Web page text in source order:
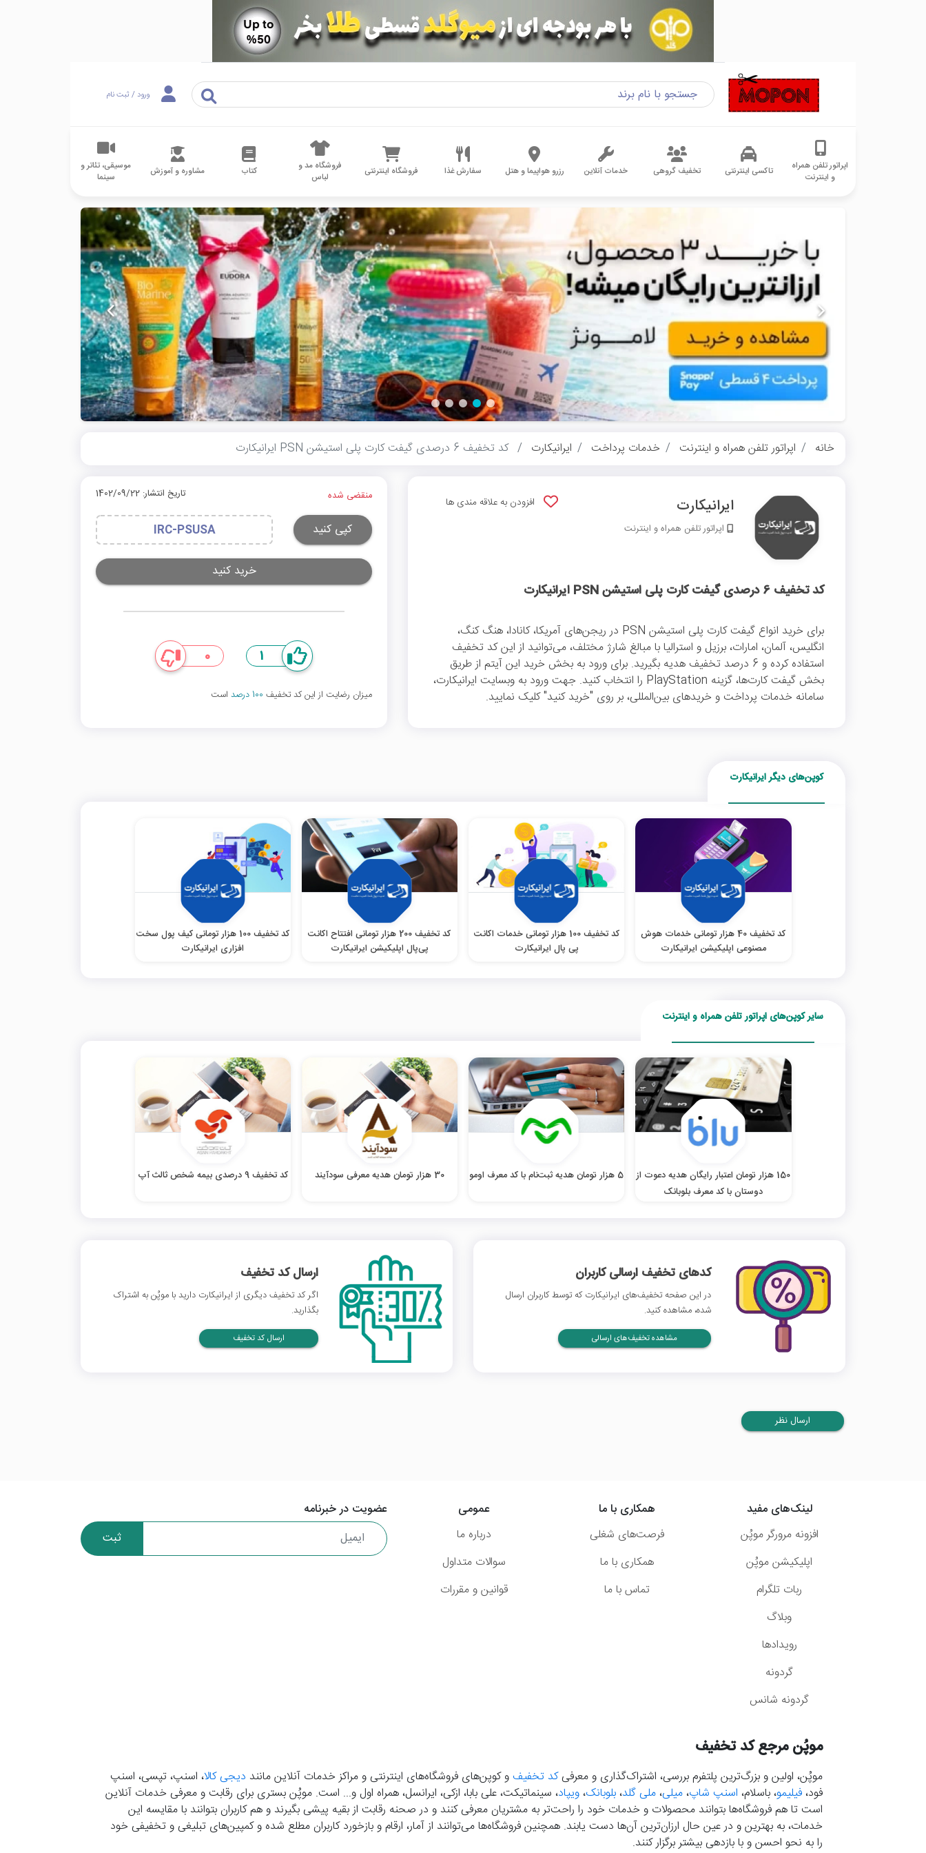
ورود / ثبت نام
اپراتور تلفن همراه
و اینترنت
تاکسی اینترنتی تخفیف گروهی خدمات آنلاین رزرو هواپیما و هتل سفارش غذا فروشگاه اینترنتی
فروشگاه مد و
لباس
کتاب مشاوره و آموزش
موسیقی، تئاتر و
سینما
خانه اپراتور تلفن همراه و اینترنت خدمات پرداخت ایرانیکارت کد تخفیف 6 درصدی گیفت کارت پلی استیشن PSN ایرانیکارت
ایرانیکارت
اپراتور تلفن همراه و اینترنت
افزودن به علاقه مندی ها
کد تخفیف 6 درصدی گیفت کارت پلی استیشن PSN ایرانیکارت
برای خرید انواع گیفت‌ کارت پلی استیشن PSN در ریجن‌های آمریکا، کانادا، هنگ کنگ،
انگلیس، آلمان، امارات، برزیل و استرالیا با مبالغ شارژ مختلف، می‌توانید از این کد تخفیف
استفاده کرده و 6 درصد تخفیف هدیه بگیرید. برای ورود به بخش خرید این آیتم از طریق
بخش گیفت کارت‌ها، گزینه PlayStation را انتخاب کنید. جهت ورود به وبسایت ایرانیکارت،
سامانه خدمات پرداخت و خریدهای بین‌المللی، بر روی "خرید کنید" کلیک نمایید.
منقضی شده تاریخ انتشار: 1402/09/22
کپی کنید IRC-PSUSA
خرید کنید
1
0
میزان رضایت از این کد تخفیف 100 درصد است
کوپن‌های دیگر ایرانیکارت
کد تخفیف 40 هزار تومانی خدمات هوش
مصنوعی اپلیکیشن ایرانیکارت
کد تخفیف 100 هزار تومانی خدمات اکانت
پی‌ پال ایرانیکارت
کد تخفیف 200 هزار تومانی افتتاح اکانت
پی‌پال اپلیکیشن ایرانیکارت
کد تخفیف 100 هزار تومانی کیف پول سخت
افزاری ایرانیکارت
سایر کوپن‌های اپراتور تلفن همراه و اینترنت
150 هزار تومان اعتبار رایگان هدیه دعوت از
دوستان با کد معرف بلوبانک
5 هزار تومان هدیه ثبت‌نام با کد معرف اومو 30 هزار تومان هدیه معرفی سودآیند کد تخفیف 9 درصدی بیمه شخص ثالث آپ
کدهای تخفیف ارسالی کاربران
در این صفحه تخفیف‌های ایرانیکارت که توسط کاربران ارسال
شده، مشاهده کنید.
مشاهده تخفیف‌های ارسالی
ارسال کد تخفیف
اگر کد تخفیف دیگری از ایرانیکارت دارید با موپُن به اشتراک
بگذارید.
ارسال کد تخفیف
ارسال نظر
عضویت در خبرنامه
ثبت
لینک‌های مفید
افزونه مرورگر موپُن
اپلیکیشن موپُن
ربات تلگرام
وبلاگ
رویدادها
گردونه
گردونه شانس
همکاری با ما
فرصت‌های شغلی
همکاری با ما
تماس با ما
عمومی
درباره ما
سوالات متداول
قوانین و مقررات
موپُن مرجع کد تخفیف
موپُن، اولین و بزرگ‌ترین پلتفرم بررسی، اشتراک‌گذاری و معرفیکد تخفیفو کوپن‌های فروشگاه‌های اینترنتی و مراکز خدمات آنلاین مانند دیجی کالا، اسنپ، تپسی، اسنپ
فود، فیلیمو، باسلام، اسنپ شاپ، میلی، ملی گلد، بلوبانک، ویپاد، سینماتیکت، علی بابا، ازکی، ایرانسل، همراه اول و... است. موپُن بستری برای رقابت و معرفی خدمات آنلاین
است تا هم فروشگاه‌ها بتوانند محصولات و خدمات خود را راحت‌تر به مشتریان معرفی کنند و در صحنه رقابت از بقیه پیشی بگیرند و هم کاربران بتوانند با مقایسه این
خدمات، به بهترین و در عین حال ارزان‌ترین آن‌ها دست‌ یابند. همچنین فروشگاه‌ها می‌توانند از آمار، ارقام و بازخورد کاربران مطلع شده و کمپین‌های تبلیغی و تخفیفی خود
را به نحو احسن و با بازدهی بیشتر برگزار کنند.